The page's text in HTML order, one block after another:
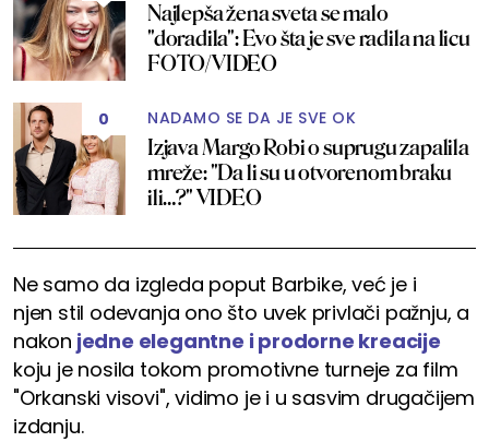
Najlepša žena sveta se malo
"doradila": Evo šta je sve radila na licu
FOTO/VIDEO
0 NADAMO SE DA JE SVE OK
Izjava Margo Robi o suprugu zapalila
mreže: "Da li su u otvorenom braku
ili…?" VIDEO
Ne samo da izgleda poput Barbike, već je i
njen stil odevanja ono što uvek privlači pažnju, a
nakon jedne elegantne i prodorne kreacije
koju je nosila tokom promotivne turneje za film
"Orkanski visovi", vidimo je i u sasvim drugačijem
izdanju.